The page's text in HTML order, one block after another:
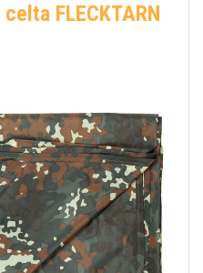
FLECKTARN